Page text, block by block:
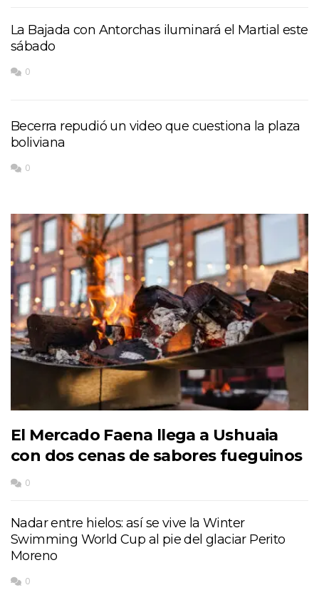
La Bajada con Antorchas iluminará el Martial este
sábado
0
Becerra repudió un video que cuestiona la plaza
boliviana
0
El Mercado Faena llega a Ushuaia
con dos cenas de sabores fueguinos
0
Nadar entre hielos: así se vive la Winter
Swimming World Cup al pie del glaciar Perito
Moreno
0